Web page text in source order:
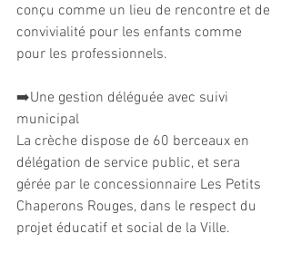
conçu comme un lieu de rencontre et de
convivialité pour les enfants comme
pour les professionnels.
➡️Une gestion déléguée avec suivi
municipal
La crèche dispose de 60 berceaux en
délégation de service public, et sera
gérée par le concessionnaire Les Petits
Chaperons Rouges, dans le respect du
projet éducatif et social de la Ville.